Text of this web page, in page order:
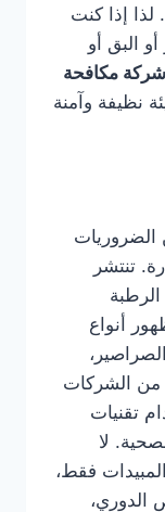
لذا إذا كنت
البق أو
مكافحة
نظيفة وآمنة
الضروريات
تنتشر
أنواع
من الشركات
تقنيات
لا
فقط،
الدوري،